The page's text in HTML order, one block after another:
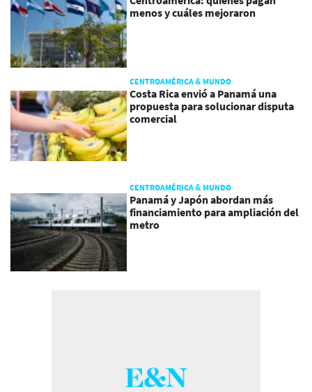
menos y cuáles mejoraron
CENTROAMÉRICA & MUNDO
Costa Rica envió a Panamá una
propuesta para solucionar disputa
comercial
CENTROAMÉRICA & MUNDO
Panamá y Japón abordan más
financiamiento para ampliación del
metro